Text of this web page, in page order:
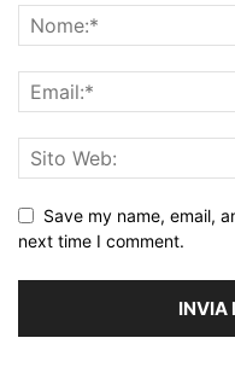
Save my name, email,
next time I comment.